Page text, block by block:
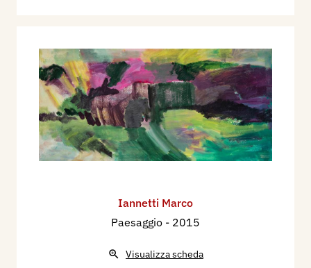
Iannetti Marco
Paesaggio - 2015
Visualizza scheda